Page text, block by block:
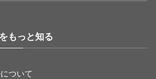
もっと知る
ついて